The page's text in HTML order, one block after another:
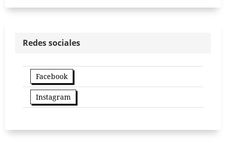
Redes sociales
Facebook
Instagram